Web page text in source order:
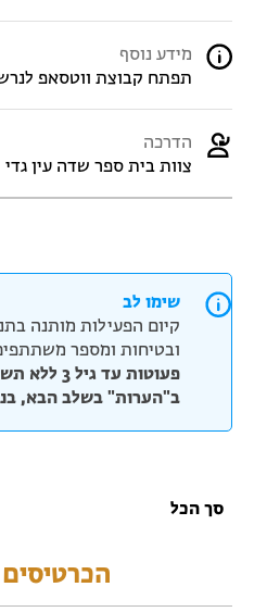
מידע נוסף
תפתח קבוצת ווטסאפ
הדרכה
צוות בית ספר שדה עין גדי
שימו לב
קיום הפעילות מותנה
ובטיחות ומספר
פעוטות עד
ב"הערות" בשלב הבא,
סך הכל